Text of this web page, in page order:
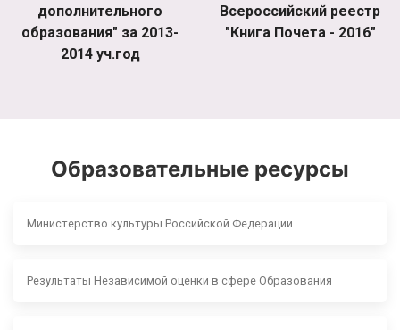
дополнительного
образования" за 2013-
2014 уч.год
Всероссийский реестр
"Книга Почета - 2016"
Образовательные ресурсы
Министерство культуры Российской Федерации
Результаты Независимой оценки в сфере Образования